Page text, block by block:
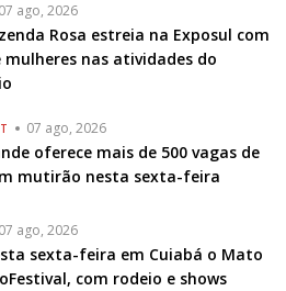
07 ago, 2026
Rosa estreia na Exposul com
mulheres nas atividades do
07 ago, 2026
oferece mais de 500 vagas de
mutirão nesta sexta-feira
07 ago, 2026
sexta-feira em Cuiabá o Mato
com rodeio e shows